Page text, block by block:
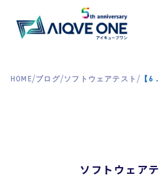
HOME/ブログ/ソフトウェアテスト / 【6
ソフトウェア